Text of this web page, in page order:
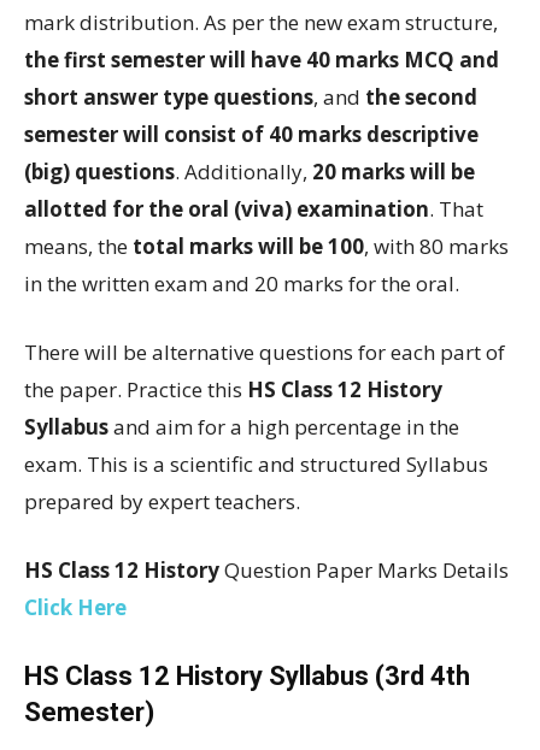
mark distribution. As per the new exam structure,
the first semester will have 40 marks MCQ and
short answer type questions, and the second
semester will consist of 40 marks descriptive
(big) questions. Additionally, 20 marks will be
allotted for the oral (viva) examination. That
means, the total marks will be 100, with 80 marks
in the written exam and 20 marks for the oral.
There will be alternative questions for each part of
the paper. Practice this HS Class 12 History
Syllabusand aim for a high percentage in the
exam. This is a scientific and structured Syllabus
prepared by expert teachers.
HS Class 12 HistoryQuestion Paper Marks Details
Click Here
HS Class 12 History Syllabus (3rd 4th
Semester)